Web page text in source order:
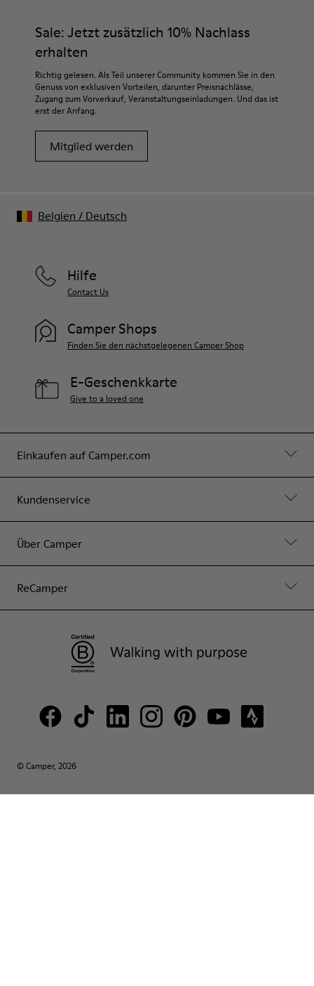
Sale: Jetzt zusätzlich 10% Nachlass
erhalten
Richtig gelesen. Als Teil unserer Community kommen Sie in den
Genuss von exklusiven Vorteilen, darunter Preisnachlässe,
Zugang zum Vorverkauf, Veranstaltungseinladungen. Und das ist
erst der Anfang.
Mitglied werden
Einkaufen auf Camper.com
Kundenservice
Über Camper
ReCamper
Hilfe
Contact Us
Camper Shops
Finden Sie den nächstgelegenen Camper Shop
E-Geschenkkarte
Give to a loved one
© Camper, 2026
Belgien / Deutsch